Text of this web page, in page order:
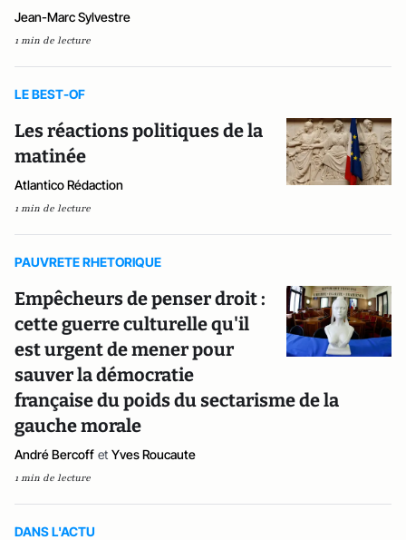
Jean-Marc Sylvestre
1 min de lecture
LE BEST-OF
Les réactions politiques de la
matinée
Atlantico Rédaction
1 min de lecture
PAUVRETE RHETORIQUE
Empêcheurs de penser droit :
cette guerre culturelle qu'il
est urgent de mener pour
sauver la démocratie
française du poids du sectarisme de la
gauche morale
André Bercoff et Yves Roucaute
1 min de lecture
DANS L'ACTU